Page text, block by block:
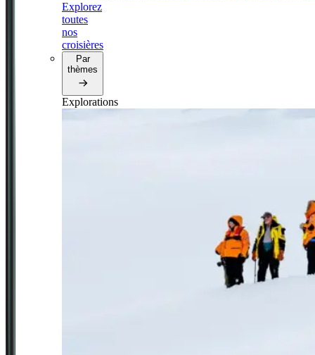
Explorez
toutes
nos
croisières
Par
thèmes
Explorations